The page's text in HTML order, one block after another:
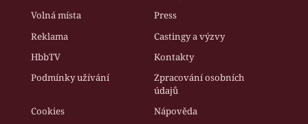
Volná místa
Press
Reklama
Castingy a výzvy
HbbTV
Kontakty
Podmínky užívání
Zpracování osobních
údajů
Cookies
Nápověda